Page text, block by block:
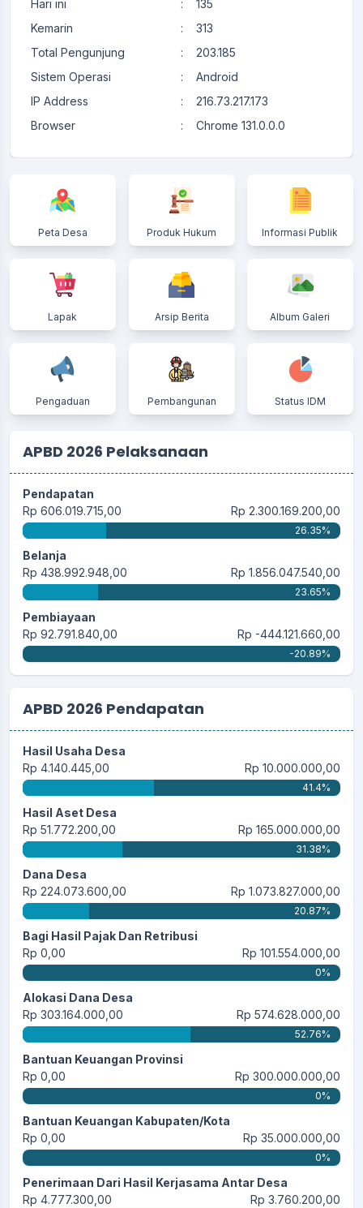
Hari ini :
135
Kemarin
:
313
Total Pengunjung
:
203.185
Sistem Operasi
:
Android
IP Address
:
216.73.217.173
Browser
: Chrome 131.0.0.0
Peta Desa Produk Hukum Informasi Publik
Lapak Arsip Berita Album Galeri
Pengaduan Pembangunan Status IDM
APBD 2026 Pelaksanaan
Pendapatan
Rp 606.019.715,00
Rp 2.300.169.200,00
26.35%
Belanja
Rp 438.992.948,00
Rp 1.856.047.540,00
23.65%
Pembiayaan
Rp 92.791.840,00
Rp -444.121.660,00
-20.89%
APBD 2026 Pendapatan
Hasil Usaha Desa
Rp 4.140.445,00
Rp 10.000.000,00
41.4%
Hasil Aset Desa
Rp 51.772.200,00
Rp 165.000.000,00
31.38%
Dana Desa
Rp 224.073.600,00
Rp 1.073.827.000,00
20.87%
Bagi Hasil Pajak Dan Retribusi
Rp 0,00
Rp 101.554.000,00
0%
Alokasi Dana Desa
Rp 303.164.000,00
Rp 574.628.000,00
52.76%
Bantuan Keuangan Provinsi
Rp 0,00
Rp 300.000.000,00
0%
Bantuan Keuangan Kabupaten/Kota
Rp 0,00
Rp 35.000.000,00
0%
Penerimaan Dari Hasil Kerjasama Antar Desa
Rp 4.777.300,00
Rp 3.760.200,00